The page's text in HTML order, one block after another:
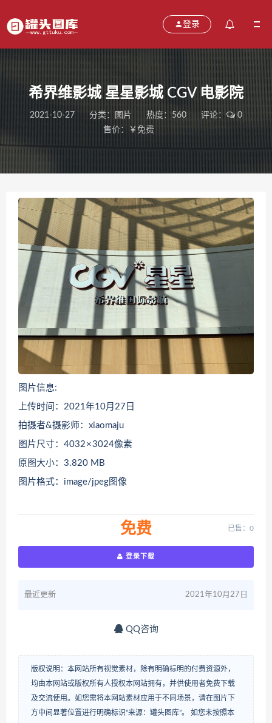
登录
希界维影城 星星影城 CGV 电影院
2021-10-27 分类： 图片 热度：560 评论：
0
售价：￥免费
图片信息:
上传时间：2021年10月27日
拍摄者&摄影师：xiaomaju
图片尺寸：4032 × 3024像素
原图大小：3.820 MB
图片格式：image/jpeg图像
免费 已售：0
登录下载
最近更新 2021年10月27日
QQ咨询
版权说明：本网站所有视觉素材，除有明确标明的付费资源外，
均由本网站或版权所有人授权本网站拥有，并供使用者免费下载
及交流使用。如您需将本网站素材应用于不同场景，请在图片下
方中间显著位置进行明确标识“来源：罐头图库”。 如您未按照本